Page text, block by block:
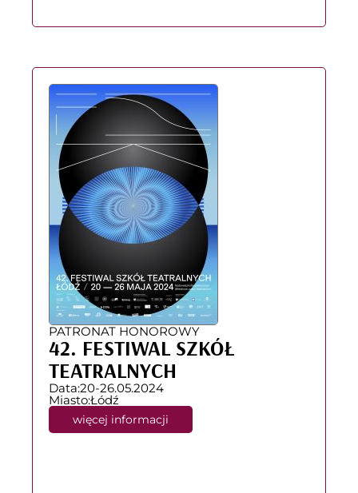
PATRONAT HONOROWY
42. FESTIWAL SZKÓŁ
TEATRALNYCH
Data:20-26.05.2024
Miasto:Łódź
więcej informacji